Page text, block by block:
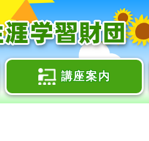
講座案内